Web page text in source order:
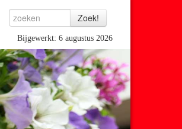
Bijgewerkt: 6 augustus 2026